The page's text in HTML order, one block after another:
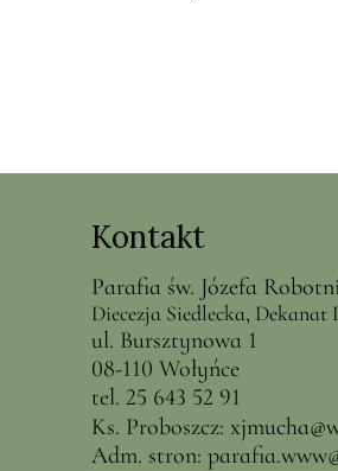
Kontakt
Parafia św. Józefa
Diecezja Siedlecka,
ul. Bursztynowa 1
08-110 Wołyńce
tel. 25 643 52 91
Ks. Proboszcz: xjmucha@
Adm. stron: